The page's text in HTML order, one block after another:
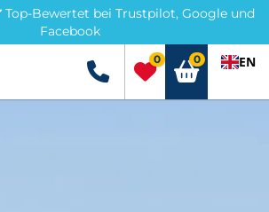
Top-Bewertet bei Trustpilot, Google und
Facebook
+49 5741 3222690
0 0 EN